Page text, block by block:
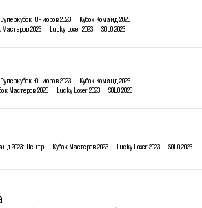
Суперкубок Юниоров 2023
Кубок Команд 2023
Мастеров 2023 Lucky Loser 2023 SOLO 2023
Суперкубок Юниоров 2023
Кубок Команд 2023
Мастеров 2023 Lucky Loser 2023 SOLO 2023
2023: Центр Кубок Мастеров 2023 Lucky Loser 2023 SOLO 2023